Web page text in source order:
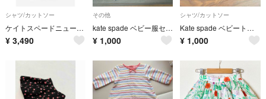
シャツ/カットソー
ケイトスペードニューヨーク 半袖ブラウス 135cm キッズ 女児 紫【中古】【新入荷!】★
¥ 3,490
その他
kate spade ベビー服セットアップ80cm
¥ 1,000
シャツ/カットソー
Kate spade ベビートップス 80cm ブラック
¥ 1,000